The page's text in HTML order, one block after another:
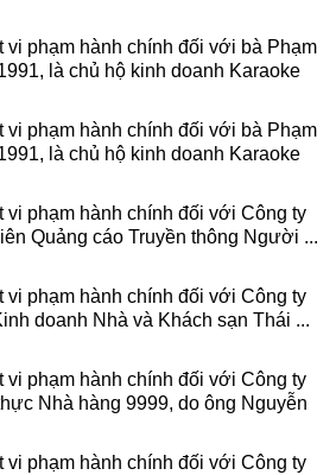
vi phạm hành chính đối với bà Phạm
là chủ hộ kinh doanh Karaoke
vi phạm hành chính đối với bà Phạm
là chủ hộ kinh doanh Karaoke
vi phạm hành chính đối với Công ty
Quảng cáo Truyền thông Người ...
vi phạm hành chính đối với Công ty
doanh Nhà và Khách sạn Thái ...
vi phạm hành chính đối với Công ty
Nhà hàng 9999, do ông Nguyễn
vi phạm hành chính đối với Công ty